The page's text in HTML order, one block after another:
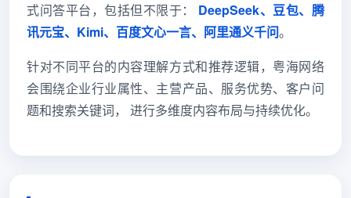
式问答平台，包括但不限于： DeepSeek、豆包、腾
讯元宝、Kimi、百度文心一言、阿里通义千问。
针对不同平台的内容理解方式和推荐逻辑，粤海网络
会围绕企业行业属性、主营产品、服务优势、客户问
题和搜索关键词， 进行多维度内容布局与持续优化。